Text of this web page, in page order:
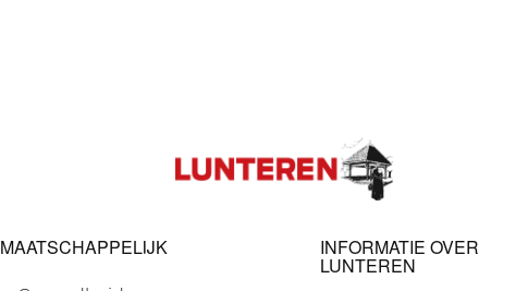
MAATSCHAPPELIJK INFORMATIE OVER
LUNTEREN